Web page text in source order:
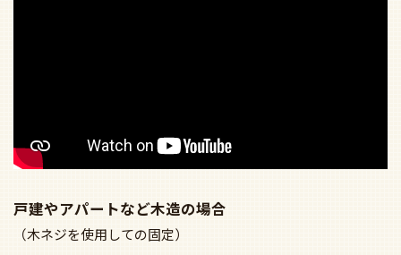
戸建やアパートなど木造の場合
（木ネジを使用しての固定）